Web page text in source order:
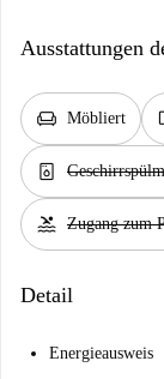
Ausstattungen
chair Möbliert
dishwasher_gen
pool Zugang zum
Detail
Energieausweis